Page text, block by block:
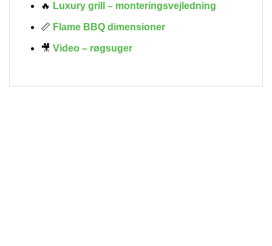
🔥 Luxury grill – monteringsvejledning
📏 Flame BBQ dimensioner
🎥 Video – røgsuger